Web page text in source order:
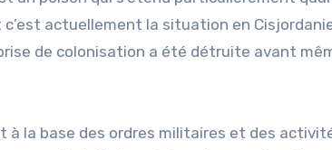
c’est actuellement la situation en
de colonisation a été détruite avant
à la base des ordres militaires et des